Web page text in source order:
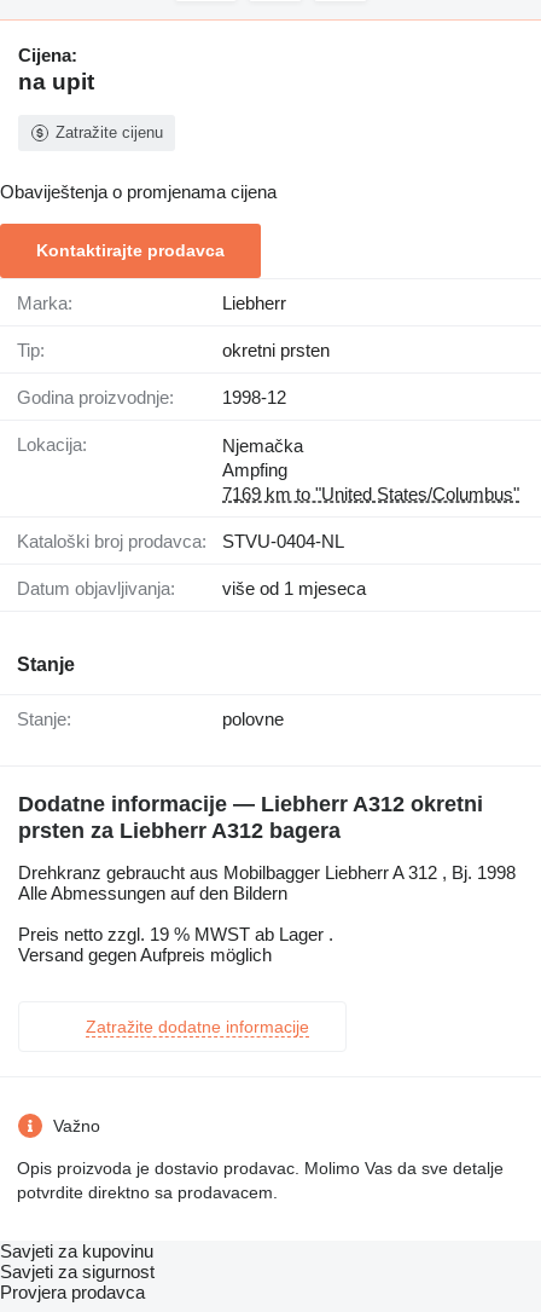
Cijena:
na upit
Zatražite cijenu
Obaviještenja o promjenama cijena
Kontaktirajte prodavca
Marka: Liebherr
Tip: okretni prsten
Godina proizvodnje: 1998-12
Lokacija:
Njemačka
Ampfing
7169 km to "United States/Columbus"
Kataloški broj prodavca: STVU-0404-NL
Datum objavljivanja: više od 1 mjeseca
Stanje
Stanje: polovne
Dodatne informacije — Liebherr A312 okretni
prsten za Liebherr A312 bagera
Drehkranz gebraucht aus Mobilbagger Liebherr A 312 , Bj. 1998
Alle Abmessungen auf den Bildern
Preis netto zzgl. 19 % MWST ab Lager .
Versand gegen Aufpreis möglich
Zatražite dodatne informacije
Važno
Opis proizvoda je dostavio prodavac. Molimo Vas da sve detalje
potvrdite direktno sa prodavacem.
Savjeti za kupovinu
Savjeti za sigurnost
Provjera prodavca